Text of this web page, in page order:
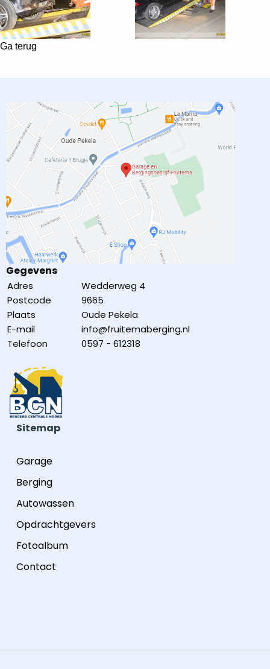
Ga terug
Gegevens
Adres
Wedderweg 4
Postcode
9665
Plaats
Oude Pekela
E-mail
info@fruitemaberging.nl
Telefoon
0597 - 612318
Sitemap
Garage
Berging
Autowassen
Opdrachtgevers
Fotoalbum
Contact